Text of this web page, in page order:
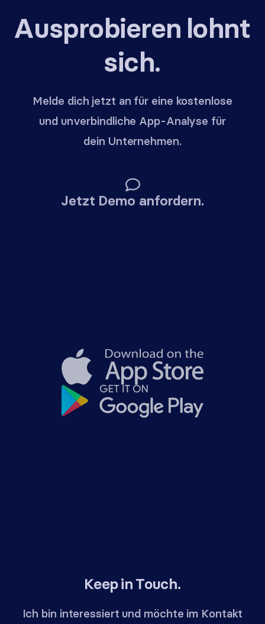
Ausprobieren lohnt
sich.
Melde dich jetzt an für eine kostenlose
und unverbindliche App-Analyse für
dein Unternehmen.
Jetzt Demo anfordern.
Keep in Touch.
Ich bin interessiert und möchte im Kontakt